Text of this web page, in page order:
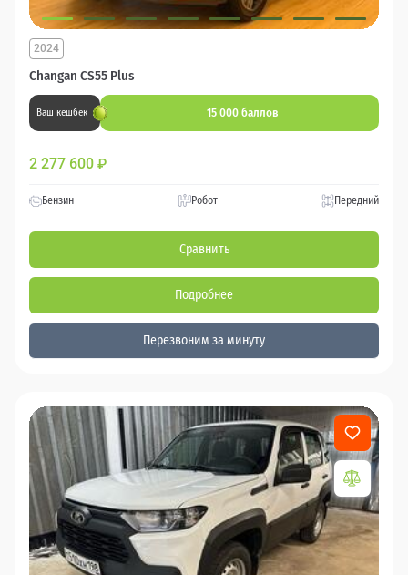
Changan CS55 Plus
2024
Ваш кешбек 15 000 баллов
2 277 600 ₽
Бензин Робот Передний
Сравнить
Подробнее
Перезвоним за минуту